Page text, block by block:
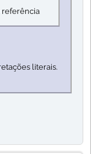
referência
literais.